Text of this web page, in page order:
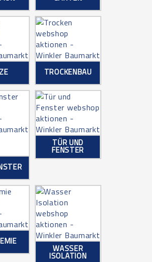
TROCKENBAU
TÜR UND
FENSTER
WASSER
ISOLATION